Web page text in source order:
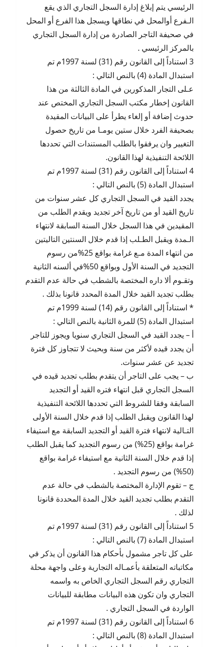
الرئيسي يتم إبلاغ إدارة السجل التجاري الذي يقع
الـفرع أوالمحل في نطاقها ويسجل هذا الفرع أو المحل
في صحيفة التاجر الصادرة من إدارة السجل التجاري
بالمركز الرئيسي .
3 استناداً إلى القانون رقم (31) لسنة 1997م تم
استبدال المادة (4) بالنص التالي :
عـلى التجار المذكورين في المادة الثالثة من هذا
القانون إخطار مكتب السجل التجاري المختص عند
حدوث إضافة أو إلغاء يطرأ على البيانات المقيدة
بصحيفة الفرد خلال ستين يومـا من تاريخ حصول
التغيير وان يرفقوا بالطلب المستندات التي تحددها
اللائحة التنفيذية لهذا القانون.
4 استناداً إلى القانون رقم (31) لسنة 1997م تم
استبدال المادة (5) بالنص التالي :
يجدد القيد في السجل التجاري كل عشر سنوات من
تاريخ القيد أو من تاريخ آخر تجديد ويقدم الطلب من
المقيدين في هذا السجل خلال السنة السابقة لانتهاء
الـمدة ويقبل الطـلب إذا قدم خلال السنتين التاليتين
من انتهاء المدة مـع غرامة بواقع 25%من رسوم
التجديد في السنة الأول وبواقع 50%في ألسنه الثانية
وتقـوم ألا داره المختصة بالشطب في حالة عدم التقدم
بطلب تجديد القيد خلال المدة المحدد قانونا بذلك .
* استناداً إلى القانون رقم (14) لسنة 1999م تم
استبدال المادة (5) للمرة الثانية بالنص التالي :
أ – يجدد القيد في السجل التجاري سنويا ويجوز للتاجر
أن يجدد قيده لأكثر من سنة وبحيث لا تتجاوز كل فترة
تجديد عن عشر سنوات.
ب – يجب على التاجر أن يتقدم بطلب تجديد قيده في
السجل التجاري قبل انتهاء فتره القيد أو التجديد
السابقة وفقا للشروط التي تحددها اللائحة التنفيذية
لهذا القانون ويقبل الطلب إذا قدم خلال السنة الأولى
التـالية لانتهاء فترة القيد أو التجديد السابقة مع استيفاء
غرامة بواقع (25%) من رسوم التجديد كما يقبل الطلب
إذا قدم خلال السنة الثانية مع استيفاء غرامة بواقع
(50%) من رسوم التجديد .
ج – تقوم الإدارة المختصة بالشطب في حالة عدم
التقدم بطلب تجديد القيد خلال المدة المحددة قانونا
لذلك .
5 استناداً إلى القانون رقم (31) لسنة 1997م تم
استبدال المادة (7) بالنص التالي :
على كل تاجر مشمول بأحكام هذا القانون أن يذكر في
مكاتباته المتعلقة بأعمـاله التجارية وعلى واجهة محلة
التجاري رقم السجل التجاري الخاص به واسمه
التجاري وان تكون هذه البيانات مطابقة للبيانات
الواردة في السجل التجاري .
6 استناداً إلى القانون رقم (31) لسنة 1997م تم
استبدال المادة (8) بالنص التالي :